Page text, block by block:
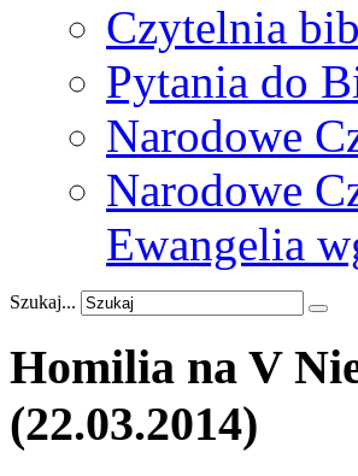
Czytelnia
Pytania do
Narodowe
Narodowe
Ewangelia
Szukaj...
Homilia na V
(22.03.2014)